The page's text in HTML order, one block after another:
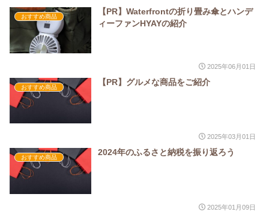
おすすめ商品
【PR】Waterfrontの折り畳み傘とハンデ
ィーファンHYAYの紹介
2025年06月01日
おすすめ商品
【PR】グルメな商品をご紹介
2025年03月01日
おすすめ商品
2024年のふるさと納税を振り返ろう
2025年01月09日